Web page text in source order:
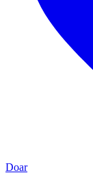
Doar